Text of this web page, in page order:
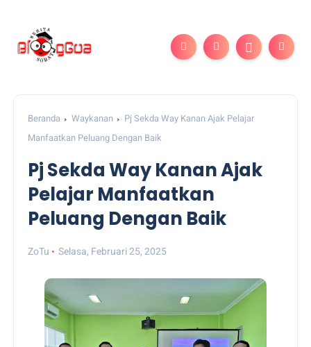
Beranda Waykanan
Pj Sekda Way Kanan Ajak Pelajar
Manfaatkan Peluang Dengan Baik
Pj Sekda Way Kanan Ajak
Pelajar Manfaatkan
Peluang Dengan Baik
ZoTu Selasa, Februari 25, 2025